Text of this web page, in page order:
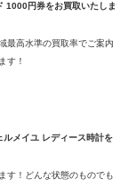
1000円券をお買取いたしま
最高水準の買取率でご案内
す！
ルメイユ レディース時計を
す！どんな状態のものでも